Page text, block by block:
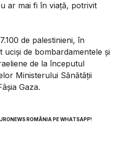
ar mai fi în viaţă, potrivit
de palestinieni, în
ucişi de bombardamentele şi
de la începutul
Ministerului Sănătăţii
Gaza.
ROMÂNIA PE WHATSAPP!